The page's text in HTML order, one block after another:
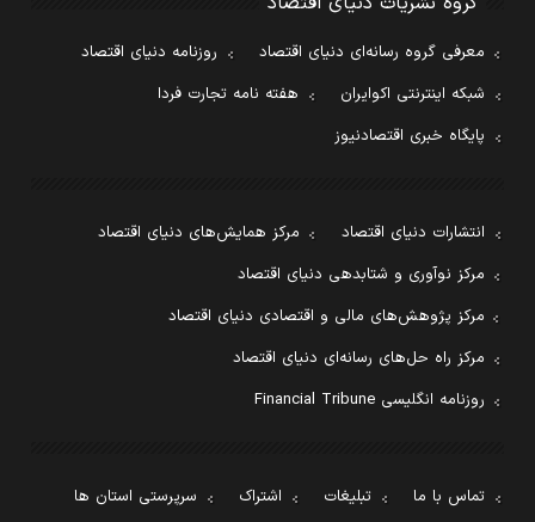
معرفی گروه رسانه‌ای دنیای اقتصاد
روزنامه دنیای اقتصاد
شبکه اینترنتی اکوایران
هفته نامه تجارت فردا
پایگاه خبری اقتصادنیوز
انتشارات دنیای اقتصاد
مرکز همایش‌های دنیای اقتصاد
مرکز نوآوری و شتابدهی دنیای اقتصاد
مرکز پژوهش‌های مالی و اقتصادی دنیای اقتصاد
مرکز راه حل‌های رسانه‌ای دنیای اقتصاد
روزنامه انگلیسی Financial Tribune
تماس با ما تبلیغات اشتراک سرپرستی استان ها